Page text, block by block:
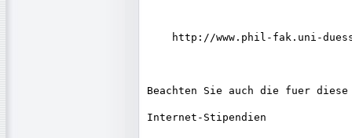
http://www.phil-fak.uni-
Beachten Sie auch die fuer diese
Internet-Stipendien